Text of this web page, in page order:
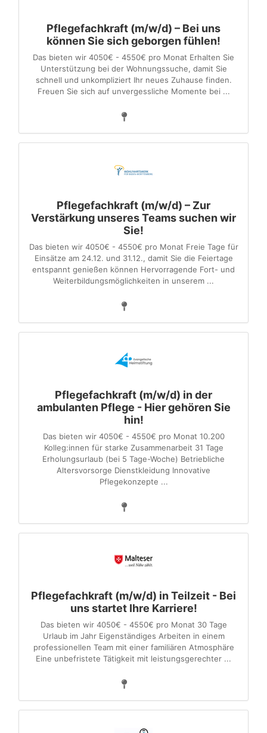
Pflegefachkraft (m/w/d) – Bei uns
können Sie sich geborgen fühlen!
Das bieten wir 4050€ - 4550€ pro Monat Erhalten Sie
Unterstützung bei der Wohnungssuche, damit Sie
schnell und unkompliziert Ihr neues Zuhause finden.
Freuen Sie sich auf unvergessliche Momente bei ...
Pflegefachkraft (m/w/d) – Zur
Verstärkung unseres Teams suchen wir
Sie!
Das bieten wir 4050€ - 4550€ pro Monat Freie Tage für
Einsätze am 24.12. und 31.12., damit Sie die Feiertage
entspannt genießen können Hervorragende Fort- und
Weiterbildungsmöglichkeiten in unserem ...
Pflegefachkraft (m/w/d) in der
ambulanten Pflege - Hier gehören Sie
hin!
Das bieten wir 4050€ - 4550€ pro Monat 10.200
Kolleg:innen für starke Zusammenarbeit 31 Tage
Erholungsurlaub (bei 5 Tage-Woche) Betriebliche
Altersvorsorge Dienstkleidung Innovative
Pflegekonzepte ...
Pflegefachkraft (m/w/d) in Teilzeit - Bei
uns startet Ihre Karriere!
Das bieten wir 4050€ - 4550€ pro Monat 30 Tage
Urlaub im Jahr Eigenständiges Arbeiten in einem
professionellen Team mit einer familiären Atmosphäre
Eine unbefristete Tätigkeit mit leistungsgerechter ...